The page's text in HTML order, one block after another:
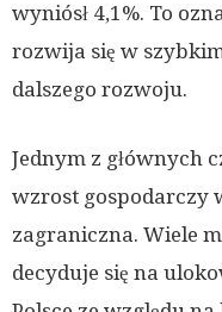
wyniósł 4,1%. To
rozwija się w
dalszego rozwoju.
Jednym z głównych
wzrost gospodarczy
zagraniczna. Wiele
decyduje się na